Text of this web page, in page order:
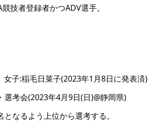
技者登録者かつADV選手。
子:稲毛日菜子(2023年1月8日に発表済)
選考会(2023年4月9日(日)@静岡県)
なるよう上位から選考する。